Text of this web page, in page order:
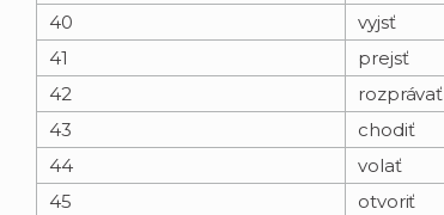
40
vyjsť
41
prejsť
42
rozprávať
43
chodiť
44
volať
45
otvoriť